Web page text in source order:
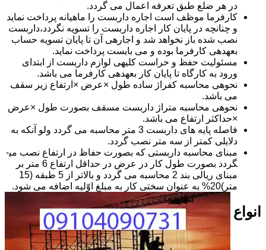
در هر ضلع طبق تعرفه اعمال می گردد.
کارفرما موظف است اجاره داربست را ماهیانه پرداخت نماید
و چنانچه در پایان کار اجاره داربست را تسویه نگردد،داربست
نصب شده باز نخواهد شد و اجاره­ی آن تا پایان تسویه حساب
بعهده­ی کارفرما بوده و می بایست پرداخت نماید.
مسئولیت حفظ و حراست کلیه­ی لوازم داربست از ابتدای
ورود به کارگاه تا پایان کار بعهده­ی کارفرما می باشد.
نحوه­ی محاسبه کفراژ ساده طول ×عرض ×ارتفاع زیر سقف
می باشد.
نحوه­ی محاسبه متراژ داربست مسقف بصورت طول ×عرض
×حداکثر ارتفاع می باشد.
فاصله پایه های داربست 3 متر محاسبه می گردد ولو آنکه به
دلایلی کمتر از سه متر نصب گردد.
مبنای محاسبه داربستی که بصورت حفاظ در ارتفاع نصب می­
گردد بصورت طول کار در عرض در حداقل ارتفاع 6 متر بر
مبنای ریالی بند 2 محاسبه می گردد و بالاتر از 5 طبقه (15
متر)20% به عنوان سختی کار به مبلغ اوّلیه اضافه می شود.
انواع